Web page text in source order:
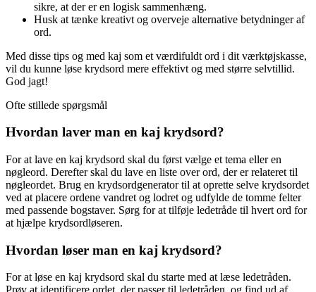
sikre, at der er en logisk sammenhæng.
Husk at tænke kreativt og overveje alternative betydninger af
ord.
Med disse tips og med kaj som et værdifuldt ord i dit værktøjskasse,
vil du kunne løse krydsord mere effektivt og med større selvtillid.
God jagt!
Ofte stillede spørgsmål
Hvordan laver man en kaj krydsord?
For at lave en kaj krydsord skal du først vælge et tema eller en
nøgleord. Derefter skal du lave en liste over ord, der er relateret til
nøgleordet. Brug en krydsordgenerator til at oprette selve krydsordet
ved at placere ordene vandret og lodret og udfylde de tomme felter
med passende bogstaver. Sørg for at tilføje ledetråde til hvert ord for
at hjælpe krydsordløseren.
Hvordan løser man en kaj krydsord?
For at løse en kaj krydsord skal du starte med at læse ledetråden.